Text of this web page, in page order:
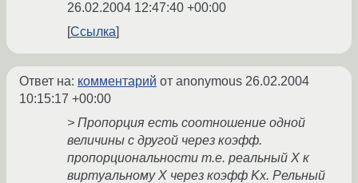
26.02.2004 12:47:40 +00:00
Ссылка
Ответ на: комментарий от anonymous 26.02.2004
10:15:17 +00:00
> Пропорция есть соотношение одной
величины с другой через коэфф.
пропорциональности т.е. реальный Х к
виртуальному Х через коэфф Kx. Рельный